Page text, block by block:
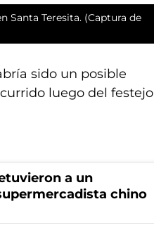
Santa Teresita. (Captura de
sido un posible
luego del festejo
a un
chino